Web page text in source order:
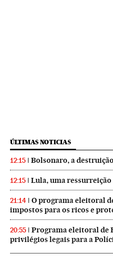
ÚLTIMAS NOTICIAS
12:15 Bolsonaro, a
12:15 Lula, uma ressurreição
21:14
O programa eleitoral
impostos para os ricos e
20:55
Programa eleitoral de
privilégios legais para a